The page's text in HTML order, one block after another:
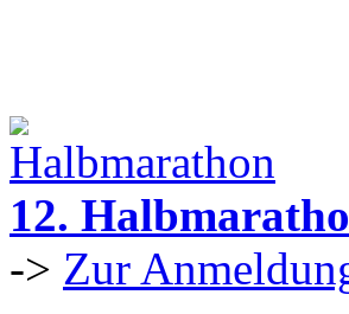
12.
-> Zur